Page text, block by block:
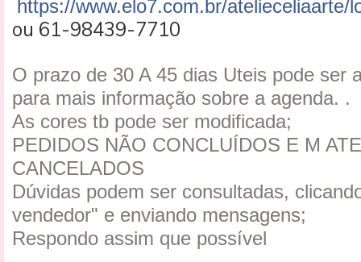
https://www.elo7.com.br/atelieceliaarte/
ou 61-98439-7710
O prazo de 30 A 45 dias Uteis pode ser
para mais informação sobre a agenda. .
As cores tb pode ser modificada;
PEDIDOS NÃO CONCLUÍDOS E M
CANCELADOS
Dúvidas podem ser consultadas,
vendedor" e enviando mensagens;
Respondo assim que possível